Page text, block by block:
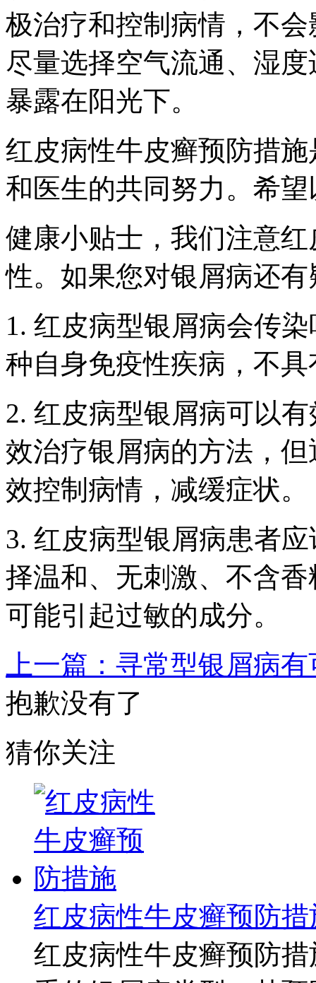
极治疗和控制病情，不
尽量选择空气流通、湿
暴露在阳光下。
红皮病性牛皮癣预防措
和医生的共同努力。希
健康小贴士，我们注意
性。如果您对银屑病还
1. 红皮病型银屑病会传
种自身免疫性疾病，不
2. 红皮病型银屑病可以
效治疗银屑病的方法，
效控制病情，减缓症状。
3. 红皮病型银屑病患者
择温和、无刺激、不含
可能引起过敏的成分。
上一篇：寻常型银屑病
抱歉没有了
猜你关注
红皮病性牛皮癣预防措
红皮病性牛皮癣预防